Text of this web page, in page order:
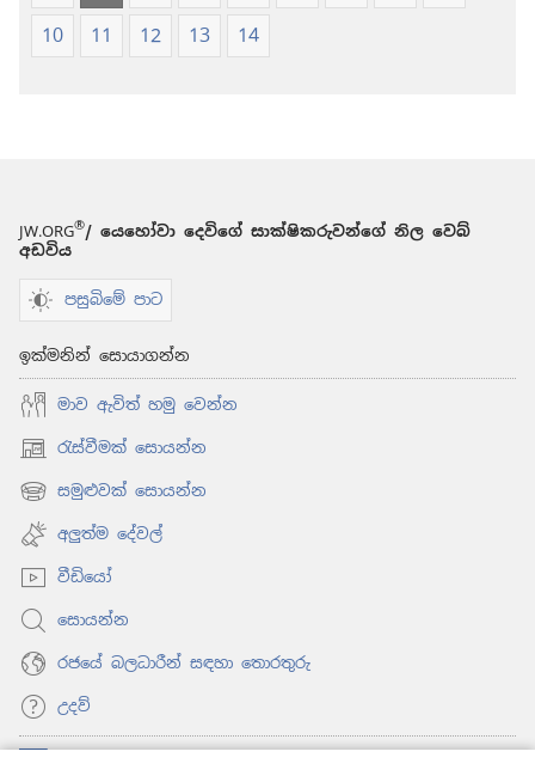
10
11 12 13 14
JW.ORG®/ යෙහෝවා දෙවිගේ සාක්ෂිකරුවන්ගේ නිල වෙබ්
අඩවිය
පසුබිමේ පාට
ඉක්මනින් සොයාගන්න
මාව ඇවිත් හමු වෙන්න
රැස්වීමක් සොයන්න
(opens
new
window)
සමුළුවක් සොයන්න
(opens
new
window)
අලුත්ම දේවල්
වීඩියෝ
සොයන්න
රජයේ බලධාරීන් සඳහා තොරතුරු
උදව්